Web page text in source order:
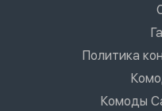
Политика
Комоды